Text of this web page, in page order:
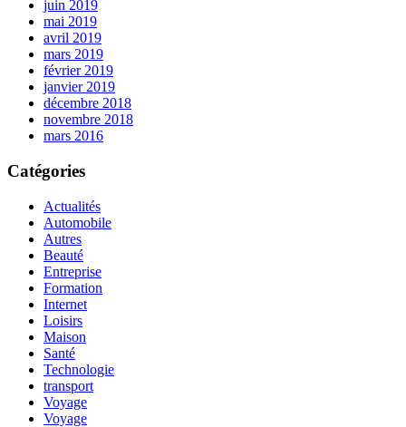
juin 2019
mai 2019
avril 2019
mars 2019
février 2019
janvier 2019
décembre 2018
novembre 2018
mars 2016
Catégories
Actualités
Automobile
Autres
Beauté
Entreprise
Formation
Internet
Loisirs
Maison
Santé
Technologie
transport
Voyage
Voyage